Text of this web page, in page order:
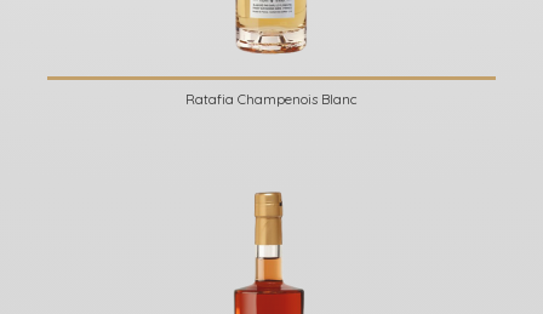
Ratafia Champenois Blanc